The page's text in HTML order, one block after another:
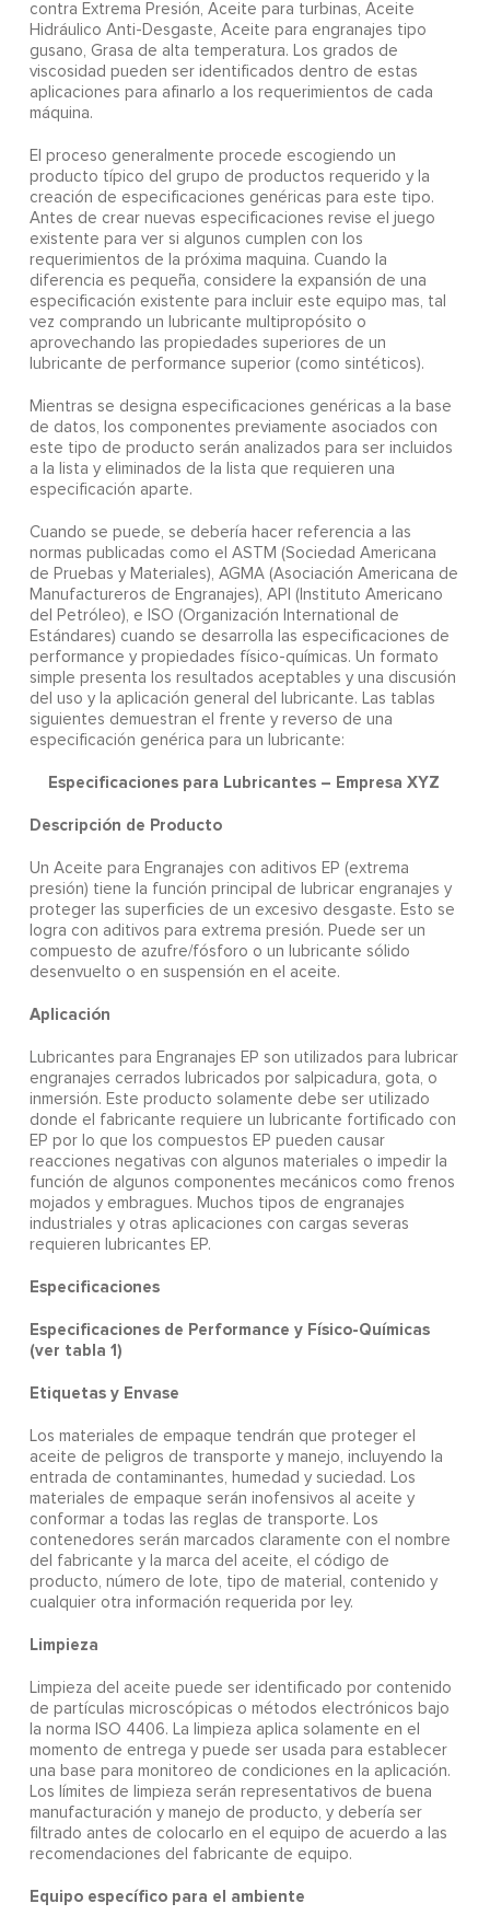
contra Extrema Presión, Aceite para turbinas, Aceite
Hidráulico Anti-Desgaste, Aceite para engranajes tipo
gusano, Grasa de alta temperatura. Los grados de
viscosidad pueden ser identificados dentro de estas
aplicaciones para afinarlo a los requerimientos de cada
máquina.
El proceso generalmente procede escogiendo un
producto típico del grupo de productos requerido y la
creación de especificaciones genéricas para este tipo.
Antes de crear nuevas especificaciones revise el juego
existente para ver si algunos cumplen con los
requerimientos de la próxima maquina. Cuando la
diferencia es pequeña, considere la expansión de una
especificación existente para incluir este equipo mas, tal
vez comprando un lubricante multipropósito o
aprovechando las propiedades superiores de un
lubricante de performance superior (como sintéticos).
Mientras se designa especificaciones genéricas a la base
de datos, los componentes previamente asociados con
este tipo de producto serán analizados para ser incluidos
a la lista y eliminados de la lista que requieren una
especificación aparte.
Cuando se puede, se debería hacer referencia a las
normas publicadas como el ASTM (Sociedad Americana
de Pruebas y Materiales), AGMA (Asociación Americana de
Manufactureros de Engranajes), API (Instituto Americano
del Petróleo), e ISO (Organización International de
Estándares) cuando se desarrolla las especificaciones de
performance y propiedades físico-químicas. Un formato
simple presenta los resultados aceptables y una discusión
del uso y la aplicación general del lubricante. Las tablas
siguientes demuestran el frente y reverso de una
especificación genérica para un lubricante:
Especificaciones para Lubricantes – Empresa XYZ
Descripción de Producto
Un Aceite para Engranajes con aditivos EP (extrema
presión) tiene la función principal de lubricar engranajes y
proteger las superficies de un excesivo desgaste. Esto se
logra con aditivos para extrema presión. Puede ser un
compuesto de azufre/fósforo o un lubricante sólido
desenvuelto o en suspensión en el aceite.
Aplicación
Lubricantes para Engranajes EP son utilizados para lubricar
engranajes cerrados lubricados por salpicadura, gota, o
inmersión. Este producto solamente debe ser utilizado
donde el fabricante requiere un lubricante fortificado con
EP por lo que los compuestos EP pueden causar
reacciones negativas con algunos materiales o impedir la
función de algunos componentes mecánicos como frenos
mojados y embragues. Muchos tipos de engranajes
industriales y otras aplicaciones con cargas severas
requieren lubricantes EP.
Especificaciones
Especificaciones de Performance y Físico-Químicas
(ver tabla 1)
Etiquetas y Envase
Los materiales de empaque tendrán que proteger el
aceite de peligros de transporte y manejo, incluyendo la
entrada de contaminantes, humedad y suciedad. Los
materiales de empaque serán inofensivos al aceite y
conformar a todas las reglas de transporte. Los
contenedores serán marcados claramente con el nombre
del fabricante y la marca del aceite, el código de
producto, número de lote, tipo de material, contenido y
cualquier otra información requerida por ley.
Limpieza
Limpieza del aceite puede ser identificado por contenido
de partículas microscópicas o métodos electrónicos bajo
la norma ISO 4406. La limpieza aplica solamente en el
momento de entrega y puede ser usada para establecer
una base para monitoreo de condiciones en la aplicación.
Los límites de limpieza serán representativos de buena
manufacturación y manejo de producto, y debería ser
filtrado antes de colocarlo en el equipo de acuerdo a las
recomendaciones del fabricante de equipo.
Equipo específico para el ambiente